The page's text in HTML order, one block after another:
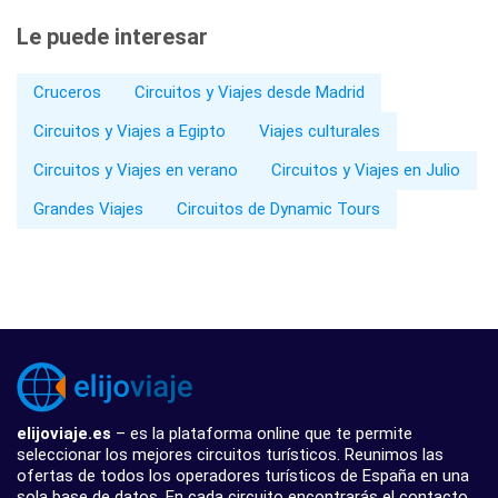
Le puede interesar
Cruceros
Circuitos y Viajes desde Madrid
Circuitos y Viajes a Egipto
Viajes culturales
Circuitos y Viajes en verano
Circuitos y Viajes en Julio
Grandes Viajes
Circuitos de Dynamic Tours
elijoviaje.es – es la plataforma online que te permite
seleccionar los mejores circuitos turísticos. Reunimos las
ofertas de todos los operadores turísticos de España en una